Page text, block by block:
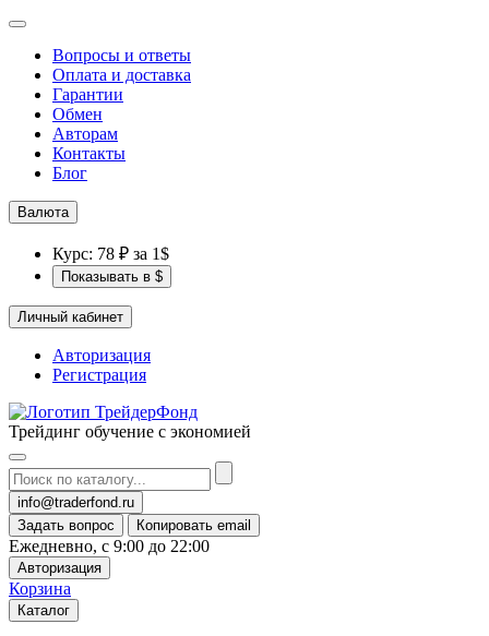
Вопросы и ответы
Оплата и доставка
Гарантии
Обмен
Авторам
Контакты
Блог
Валюта
Курс: 78 ₽ за 1$
Показывать в $
Личный кабинет
Авторизация
Регистрация
Трейдинг обучение с экономией
info@traderfond.ru
Задать вопрос
Копировать email
Ежедневно, с 9:00 до 22:00
Авторизация
Корзина
Каталог